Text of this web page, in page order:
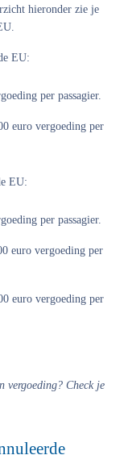
hieronder zie je
EU:
per passagier.
euro vergoeding per
EU:
per passagier.
euro vergoeding per
euro vergoeding per
vergoeding? Check je